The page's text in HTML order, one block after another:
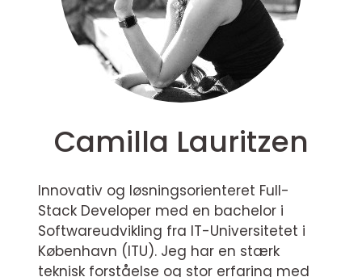
Camilla Lauritzen
Innovativ og løsningsorienteret Full-
Stack Developer med en bachelor i
Softwareudvikling fra IT-Universitetet i
København (ITU). Jeg har en stærk
teknisk forståelse og stor erfaring med